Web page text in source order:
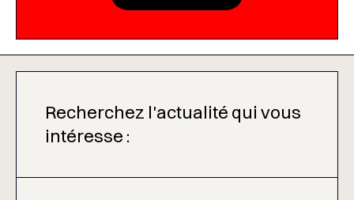
Recherchez l'actualité qui vous
intéresse :